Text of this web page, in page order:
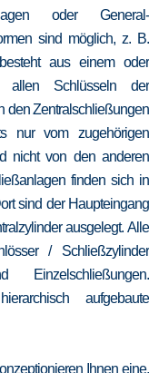
oder General-
sind möglich, z. B.
aus einem oder
allen Schlüsseln der
den Zentralschließungen
nur vom zugehörigen
nicht von den anderen
finden sich in
sind der Haupteingang
ausgelegt. Alle
/ Schließzylinder
aufgebaute
Ihnen eine,